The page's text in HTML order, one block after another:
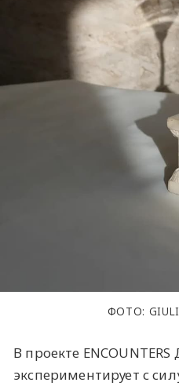
ФОТО:
В проекте
экспериментирует с